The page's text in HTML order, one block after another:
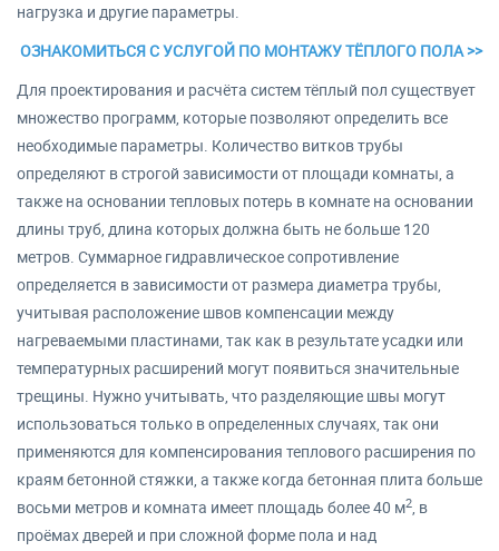
нагрузка и другие параметры.
ОЗНАКОМИТЬСЯ С УСЛУГОЙ ПО МОНТАЖУ ТЁПЛОГО ПОЛА >>
Для проектирования и расчёта систем тёплый пол существует
множество программ, которые позволяют определить все
необходимые параметры. Количество витков трубы
определяют в строгой зависимости от площади комнаты, а
также на основании тепловых потерь в комнате на основании
длины труб, длина которых должна быть не больше 120
метров. Суммарное гидравлическое сопротивление
определяется в зависимости от размера диаметра трубы,
учитывая расположение швов компенсации между
нагреваемыми пластинами, так как в результате усадки или
температурных расширений могут появиться значительные
трещины. Нужно учитывать, что разделяющие швы могут
использоваться только в определенных случаях, так они
применяются для компенсирования теплового расширения по
краям бетонной стяжки, а также когда бетонная плита больше
восьми метров и комната имеет площадь более 40 м2, в
проёмах дверей и при сложной форме пола и над